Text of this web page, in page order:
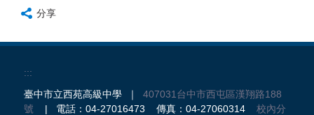
分享
:::
臺中市立西苑高級中學 ｜ 407031台中市西屯區漢翔路188
號 | 電話：04-27016473 傳真：04-27060314 校內分